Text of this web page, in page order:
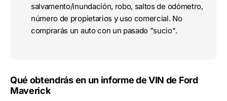
salvamento/inundación, robo, saltos de odómetro,
número de propietarios y uso comercial. No
comprarás un auto con un pasado "sucio".
Qué obtendrás en un informe de VIN de Ford
Maverick